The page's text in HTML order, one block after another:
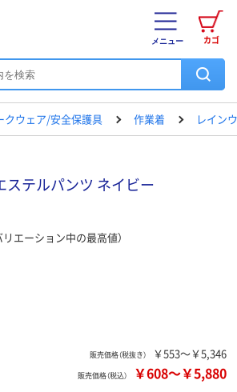
カゴ
メニュー
クウェア/安全保護具 作業着 レイン
ステルパンツ ネイビー
リエーション中の最高値）
販売価格（税抜き） ￥553～￥5,346
販売価格（税込） ￥608～￥5,880